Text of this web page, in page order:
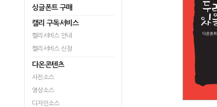
싱글폰트 구매
캘리 구독서비스
캘리서비스 안내
캘리서비스 신청
다온콘텐츠
사진소스
영상소스
디자인소스